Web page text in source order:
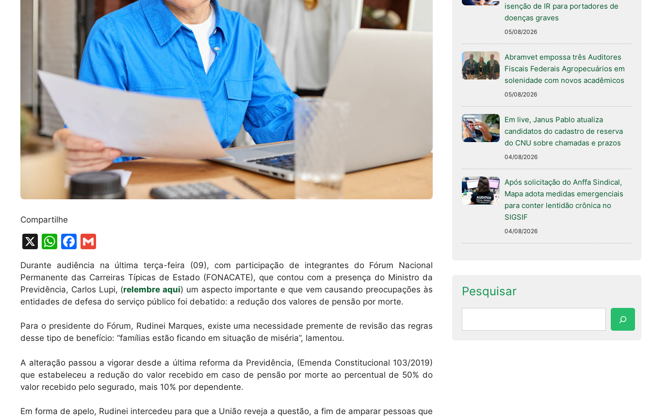
Compartilhe
X
W
at
s
A
p
p
F
c
e
b
o
o
ai
l
Durante audiência na última terça-feira (09), com participação de integrantes do Fórum Nacional
Permanente das Carreiras Típicas de Estado (FONACATE), que contou com a presença do Ministro da
Previdência, Carlos Lupi, (relembre aqui) um aspecto importante e que vem causando preocupações às
entidades de defesa do serviço público foi debatido: a redução dos valores de pensão por morte.
Para o presidente do Fórum, Rudinei Marques, existe uma necessidade premente de revisão das regras
desse tipo de benefício: “famílias estão ficando em situação de miséria”, lamentou.
A alteração passou a vigorar desde a última reforma da Previdência, (Emenda Constitucional 103/2019)
que estabeleceu a redução do valor recebido em caso de pensão por morte ao percentual de 50% do
valor recebido pelo segurado, mais 10% por dependente.
Em forma de apelo, Rudinei intercedeu para que a União reveja a questão, a fim de amparar pessoas que
isenção de IR para portadores de
doenças graves
05/08/2026
Abramvet empossa três Auditores
Fiscais Federais Agropecuários em
solenidade com novos acadêmicos
05/08/2026
Em live, Janus Pablo atualiza
candidatos do cadastro de reserva
do CNU sobre chamadas e prazos
04/08/2026
Após solicitação do Anffa Sindical,
Mapa adota medidas emergenciais
para conter lentidão crônica no
SIGSIF
04/08/2026
Pesquisar